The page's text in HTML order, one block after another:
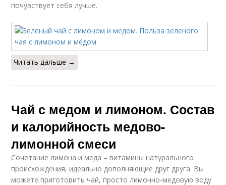
почувствует себя лучше.
Читать дальше →
Чай с медом и лимоном. Состав
и калорийность медово-
лимонной смеси
Сочетание лимона и меда – витамины натурального
происхождения, идеально дополняющие друг друга. Вы
можете приготовить чай, просто лимонно-медовую воду